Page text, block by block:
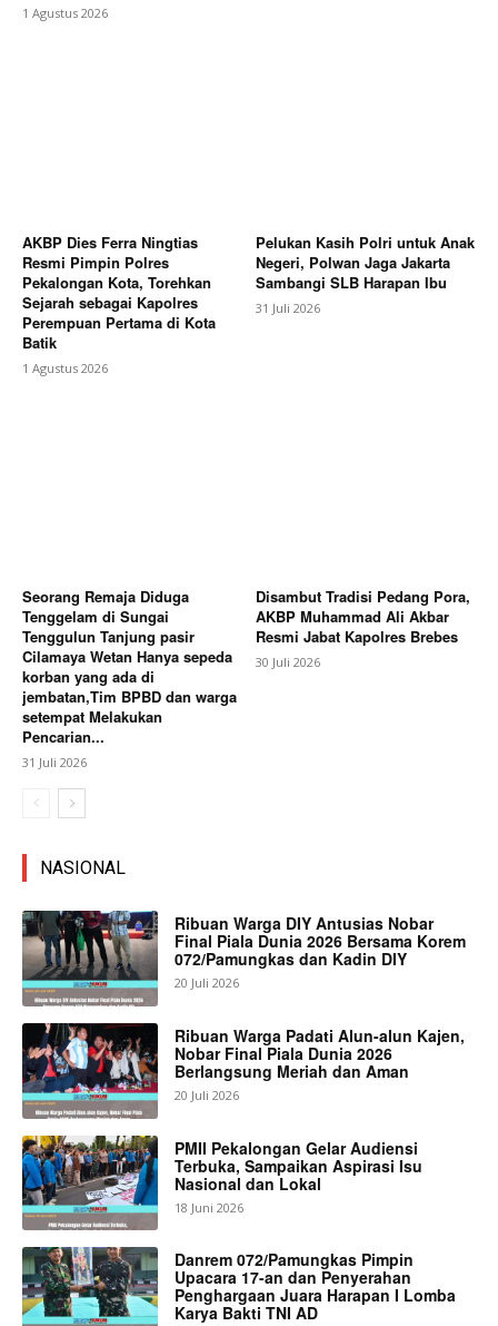
1 Agustus 2026
AKBP Dies Ferra Ningtias
Resmi Pimpin Polres
Pekalongan Kota, Torehkan
Sejarah sebagai Kapolres
Perempuan Pertama di Kota
Batik
1 Agustus 2026
Pelukan Kasih Polri untuk Anak
Negeri, Polwan Jaga Jakarta
Sambangi SLB Harapan Ibu
31 Juli 2026
Seorang Remaja Diduga
Tenggelam di Sungai
Tenggulun Tanjung pasir
Cilamaya Wetan Hanya sepeda
korban yang ada di
jembatan,Tim BPBD dan warga
setempat Melakukan
Pencarian...
31 Juli 2026
Disambut Tradisi Pedang Pora,
AKBP Muhammad Ali Akbar
Resmi Jabat Kapolres Brebes
30 Juli 2026
NASIONAL
Ribuan Warga DIY Antusias Nobar
Final Piala Dunia 2026 Bersama Korem
072/Pamungkas dan Kadin DIY
20 Juli 2026
Ribuan Warga Padati Alun-alun Kajen,
Nobar Final Piala Dunia 2026
Berlangsung Meriah dan Aman
20 Juli 2026
PMII Pekalongan Gelar Audiensi
Terbuka, Sampaikan Aspirasi Isu
Nasional dan Lokal
18 Juni 2026
Danrem 072/Pamungkas Pimpin
Upacara 17-an dan Penyerahan
Penghargaan Juara Harapan I Lomba
Karya Bakti TNI AD